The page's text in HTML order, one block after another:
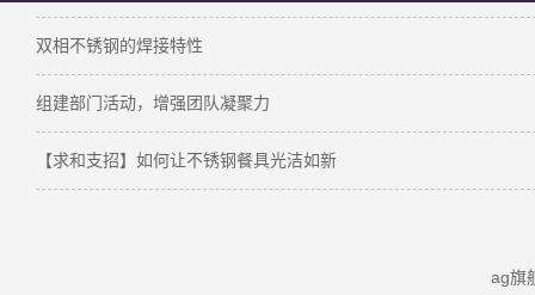
双相不锈钢的焊接特性
组建部门活动，增强团队凝聚力
【求和支招】如何让不锈钢餐具光洁如新
ag旗